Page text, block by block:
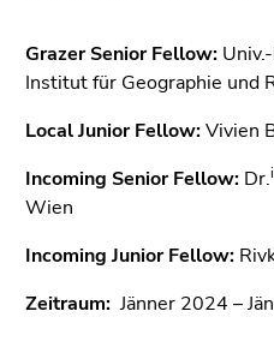
Link.
Inhalt
(Zugriffstaste
1)
Positionsanzeige
2)
Grazer Senior Fellow:
Institut für Geographie und
Local Junior Fellow:Vivien
Incoming Senior Fellow: Dr.
Wien
Incoming Junior Fellow:
Zeitraum: Jänner 2024 –